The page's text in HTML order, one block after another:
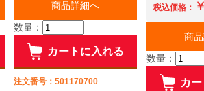
商品詳細へ
数量：
カートに入れる
注文番号：501170700
税込価格：
商
数量：
カ